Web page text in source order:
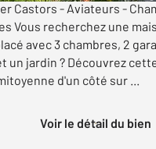
Castors - Aviateurs -
Vous recherchez une
avec 3 chambres, 2
un jardin ? Découvrez
d'un côté sur ...
Voir le détail du bien